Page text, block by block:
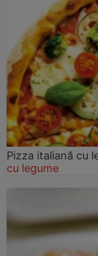
Pizza italiană cu
cu legume